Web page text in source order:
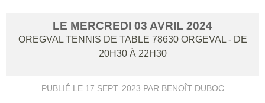
LE MERCREDI 03 AVRIL 2024
OREGVAL TENNIS DE TABLE 78630 ORGEVAL - DE
20H30 À 22H30
PUBLIÉ LE 17 SEPT. 2023 PAR BENOÎT DUBOC